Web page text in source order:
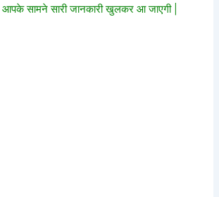
सामने सारी जानकारी खुलकर आ जाएगी |